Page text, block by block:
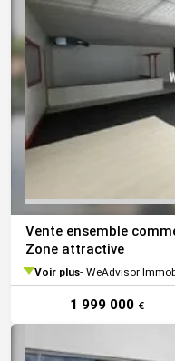
Vente ensemble
Zone attractive
Voir plus WeAdvisor
1 999 000 €